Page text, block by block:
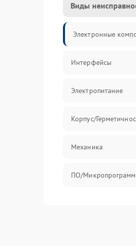
Виды
Электронные
Интерфейсы
Электропитание
Корпус/
Механика
ПО/